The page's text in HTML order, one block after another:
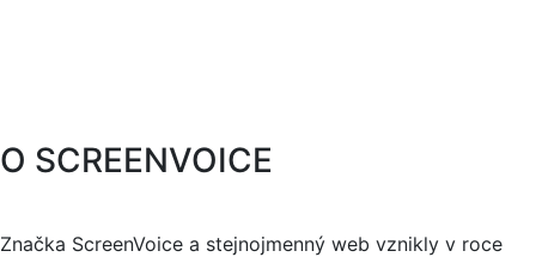
O SCREENVOICE
Značka ScreenVoice a stejnojmenný web vznikly v roce